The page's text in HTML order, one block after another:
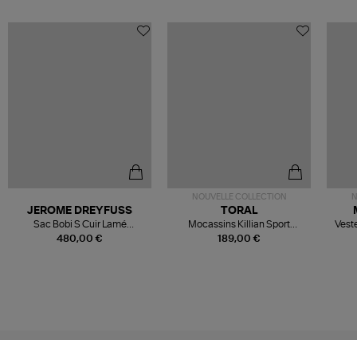
480,00 €
JEROME DREYFUSS
Sac Bobi S Cuir Lamé
Champagne
NOUVELLE COLLECTION
189,00 €
TORAL
Mocassins Killian Sport
Mousse